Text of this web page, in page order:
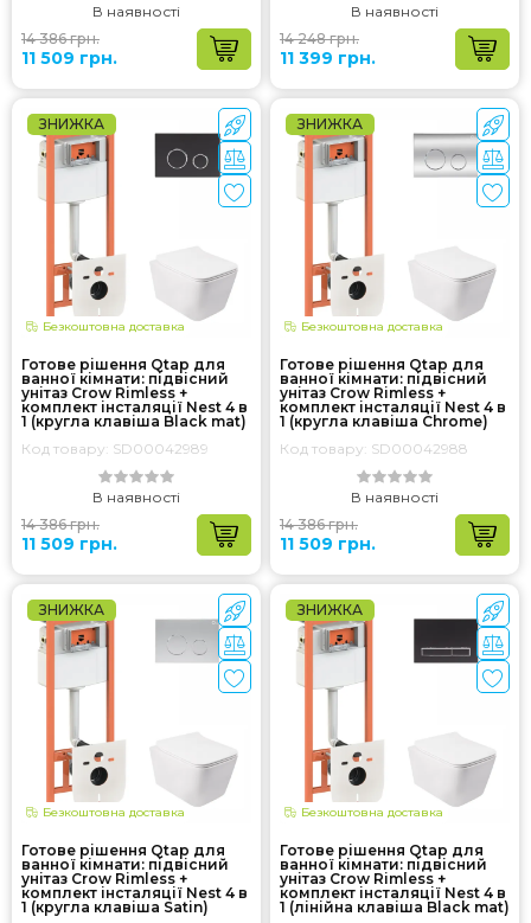
В наявності
14 386 грн.
11 509 грн.
В наявності
14 248 грн.
11 399 грн.
ЗНИЖКА
Безкоштовна доставка
Готове рішення Qtap для
ванної кімнати: підвісний
унітаз Crow Rimless +
комплект інсталяції Nest 4 в
1 (кругла клавіша Black mat)
Код товару: SD00042989
В наявності
14 386 грн.
11 509 грн.
ЗНИЖКА
Безкоштовна доставка
Готове рішення Qtap для
ванної кімнати: підвісний
унітаз Crow Rimless +
комплект інсталяції Nest 4 в
1 (кругла клавіша Chrome)
Код товару: SD00042988
В наявності
14 386 грн.
11 509 грн.
ЗНИЖКА
Безкоштовна доставка
Готове рішення Qtap для
ванної кімнати: підвісний
унітаз Crow Rimless +
комплект інсталяції Nest 4 в
1 (кругла клавіша Satin)
ЗНИЖКА
Безкоштовна доставка
Готове рішення Qtap для
ванної кімнати: підвісний
унітаз Crow Rimless +
комплект інсталяції Nest 4 в
1 (лінійна клавіша Black mat)